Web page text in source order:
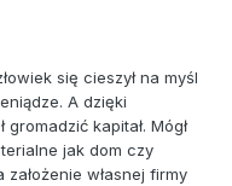
się cieszył na myśl
A dzięki
gromadzić kapitał. Mógł
jak dom czy
założenie własnej firmy